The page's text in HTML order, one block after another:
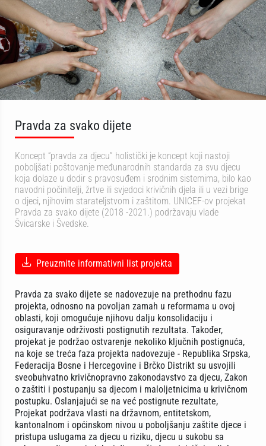
Pravda za svako dijete
Koncept “pravda za djecu” holistički je koncept koji nastoji
poboljšati poštovanje međunarodnih standarda za svu djecu
koja dolaze u dodir s pravosuđem i srodnim sistemima, bilo kao
navodni počinitelji, žrtve ili svjedoci krivičnih djela ili u vezi brige
o djeci, njihovim starateljstvom i zaštitom. UNICEF-ov projekat
Pravda za svako dijete (2018 -2021.) podržavaju vlade
Švicarske i Švedske.
Preuzmite informativni list projekta
Pravda za svako dijete se nadovezuje na prethodnu fazu
projekta, odnosno na povoljan zamah u reformama u ovoj
oblasti, koji omogućuje njihovu dalju konsolidaciju i
osiguravanje održivosti postignutih rezultata. Također,
projekat je podržao ostvarenje nekoliko ključnih postignuća,
na koje se treća faza projekta nadovezuje - Republika Srpska,
Federacija Bosne i Hercegovine i Brčko Distrikt su usvojili
sveobuhvatno krivičnopravno zakonodavstvo za djecu, Zakon
o zaštiti i postupanju sa djecom i maloljetnicima u krivičnom
postupku. Oslanjajući se na već postignute rezultate,
Projekat podržava vlasti na državnom, entitetskom,
kantonalnom i općinskom nivou u poboljšanju zaštite djece i
pristupa uslugama za djecu u riziku, djecu u sukobu sa